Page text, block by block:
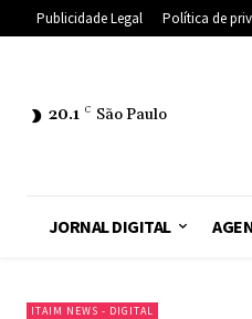
Publicidade Legal Política de
20.1 C São Paulo
JORNAL DIGITAL
ITAIM NEWS - DIGITAL